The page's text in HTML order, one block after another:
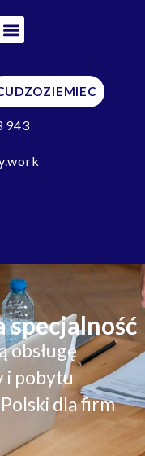
943
specjalność
obsługę
i pobytu
dla firm